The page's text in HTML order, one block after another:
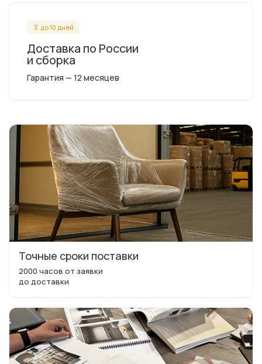
до 10 дней
Доставка по России
и сборка
Гарантия — 12 месяцев
Точные сроки поставки
2000 часов от заявки
до доставки